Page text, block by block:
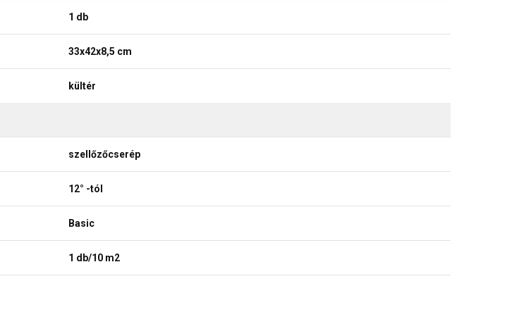
1 db
33x42x8,5 cm
kültér
szellőzőcserép
12° -tól
Basic
1 db/10 m2